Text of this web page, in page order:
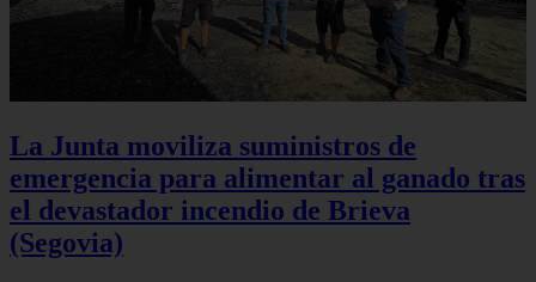
La Junta moviliza suministros de
emergencia para alimentar al ganado tras
el devastador incendio de Brieva
(Segovia)